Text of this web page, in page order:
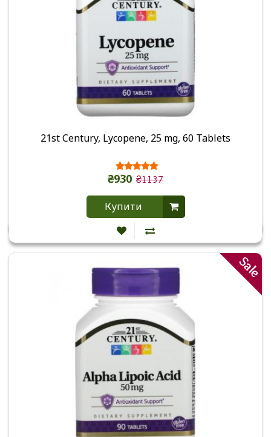
21st Century, Lycopene, 25 mg, 60 Tablets
₴930 ₴1137
Купити
Sale